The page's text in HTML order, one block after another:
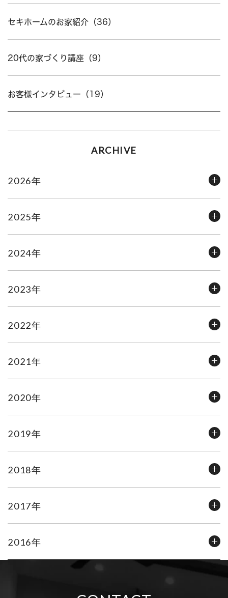
セキホームのお家紹介（36）
20代の家づくり講座（9）
お客様インタビュー（19）
ARCHIVE
2026年
2025年
2024年
2023年
2022年
2021年
2020年
2019年
2018年
2017年
2016年